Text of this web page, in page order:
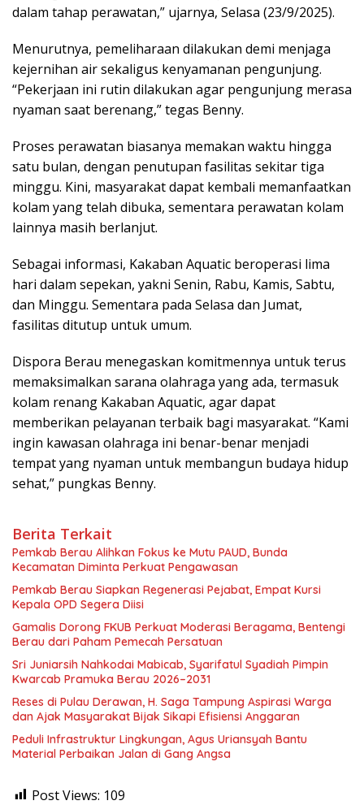
dalam tahap perawatan,” ujarnya, Selasa (23/9/2025).
Menurutnya, pemeliharaan dilakukan demi menjaga
kejernihan air sekaligus kenyamanan pengunjung.
“Pekerjaan ini rutin dilakukan agar pengunjung merasa
nyaman saat berenang,” tegas Benny.
Proses perawatan biasanya memakan waktu hingga
satu bulan, dengan penutupan fasilitas sekitar tiga
minggu. Kini, masyarakat dapat kembali memanfaatkan
kolam yang telah dibuka, sementara perawatan kolam
lainnya masih berlanjut.
Sebagai informasi, Kakaban Aquatic beroperasi lima
hari dalam sepekan, yakni Senin, Rabu, Kamis, Sabtu,
dan Minggu. Sementara pada Selasa dan Jumat,
fasilitas ditutup untuk umum.
Dispora Berau menegaskan komitmennya untuk terus
memaksimalkan sarana olahraga yang ada, termasuk
kolam renang Kakaban Aquatic, agar dapat
memberikan pelayanan terbaik bagi masyarakat. “Kami
ingin kawasan olahraga ini benar-benar menjadi
tempat yang nyaman untuk membangun budaya hidup
sehat,” pungkas Benny.
Berita Terkait
Pemkab Berau Alihkan Fokus ke Mutu PAUD, Bunda
Kecamatan Diminta Perkuat Pengawasan
Pemkab Berau Siapkan Regenerasi Pejabat, Empat Kursi
Kepala OPD Segera Diisi
Gamalis Dorong FKUB Perkuat Moderasi Beragama, Bentengi
Berau dari Paham Pemecah Persatuan
Sri Juniarsih Nahkodai Mabicab, Syarifatul Syadiah Pimpin
Kwarcab Pramuka Berau 2026–2031
Reses di Pulau Derawan, H. Saga Tampung Aspirasi Warga
dan Ajak Masyarakat Bijak Sikapi Efisiensi Anggaran
Peduli Infrastruktur Lingkungan, Agus Uriansyah Bantu
Material Perbaikan Jalan di Gang Angsa
Post Views: 109